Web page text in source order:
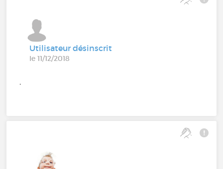
Utilisateur désinscrit
le 11/12/2018
.